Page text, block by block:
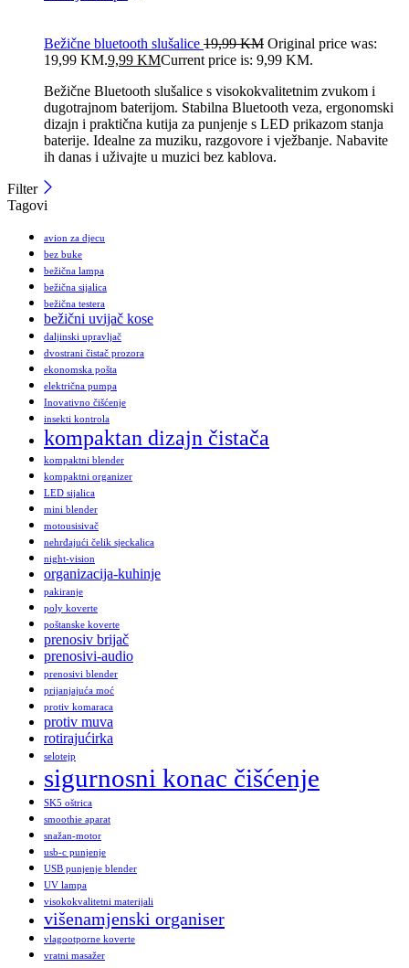
Bežične bluetooth slušalice 19,99KM Original price was:
19,99 KM.9,99 KMCurrent price is: 9,99 KM.
Bežične Bluetooth slušalice s visokokvalitetnim zvukom i
dugotrajnom baterijom. Stabilna Bluetooth veza, ergonomski
dizajn i praktična kutija za punjenje s LED prikazom stanja
baterije. Idealne za muziku, razgovore i vježbanje. Nabavite
ih danas i uživajte u muzici bez kablova.
Filter
Tagovi
avion za djecu
bez buke
bežična lampa
bežična sijalica
bežična testera
bežični uvijač kose
daljinski upravljač
dvostrani čistač prozora
ekonomska pošta
električna pumpa
Inovativno čišćenje
insekti kontrola
kompaktan dizajn čistača
kompaktni blender
kompaktni organizer
LED sijalica
mini blender
motousisivač
nehrđajući čelik sjeckalica
night-vision
organizacija-kuhinje
pakiranje
poly koverte
poštanske koverte
prenosiv brijač
prenosivi-audio
prenosivi blender
prijanjajuća moć
protiv komaraca
protiv muva
rotirajućirka
selotejp
sigurnosni konac čišćenje
SK5 oštrica
smoothie aparat
snažan-motor
usb-c punjenje
USB punjenje blender
UV lampa
visokokvalitetni materijali
višenamjenski organiser
vlagootporne koverte
vratni masažer